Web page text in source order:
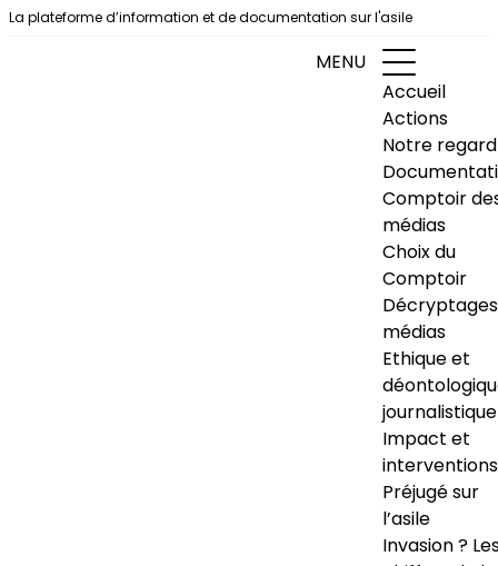
Aller au contenu
La plateforme d’information et de documentation sur l'asile
MENU
Accueil
Actions
Notre regard
Comptoir
médias
Choix du
Comptoir
Décryptages
médias
Ethique et
journalistique
Impact et
interventions
Préjugé sur
l’asile
Invasion ?